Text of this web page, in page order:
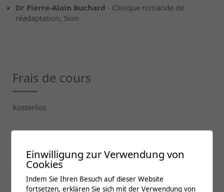
Dr Pierre-Alain Buchard - Clinique romande de
réadaptation, Sion
Frais de cours
Kostenlos
Crédits formation
SSMIG
2
Einwilligung zur Verwendung von
Cookies
Indem Sie Ihren Besuch auf dieser Website
fortsetzen, erklären Sie sich mit der Verwendung von